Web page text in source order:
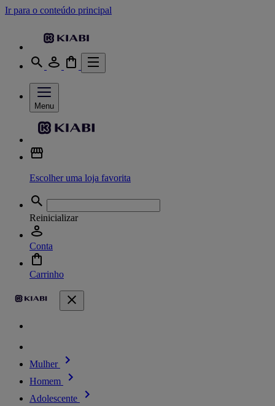
Ir para o conteúdo principal
Menu
Escolher uma loja favorita
Reinicializar
Conta
Carrinho
Mulher
Homem
Adolescente